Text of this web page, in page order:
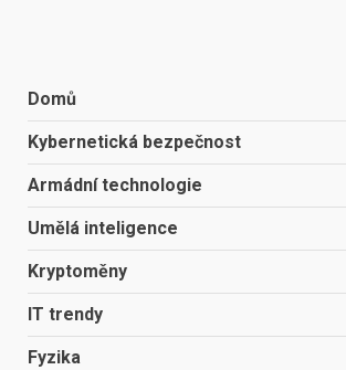
Domů
Kybernetická bezpečnost
Armádní technologie
Umělá inteligence
Kryptoměny
IT trendy
Fyzika